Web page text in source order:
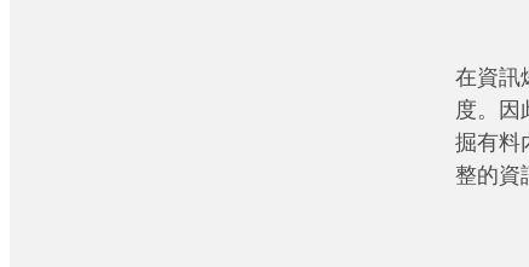
在資訊
度。因
掘有料
整的資